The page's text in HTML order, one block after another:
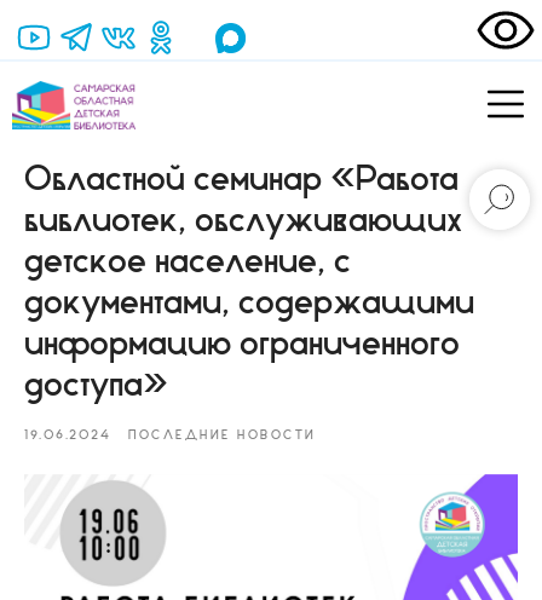
Областной семинар «Работа
библиотек, обслуживающих
детское население, с
документами, содержащими
информацию ограниченного
доступа»
19.06.2024 ПОСЛЕДНИЕ НОВОСТИ